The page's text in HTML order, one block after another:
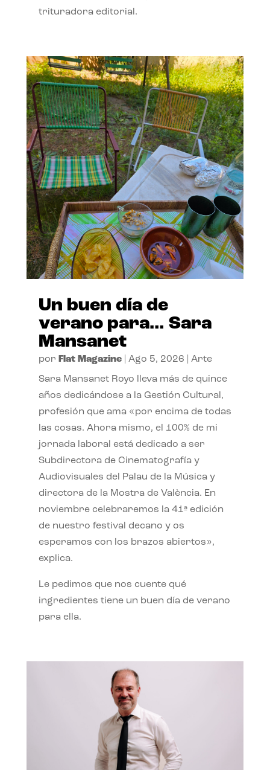
trituradora editorial.
Un buen día de
verano para… Sara
Mansanet
por Flat Magazine| Ago 5, 2026 Arte
Sara Mansanet Royo lleva más de quince
años dedicándose a la Gestión Cultural,
profesión que ama «por encima de todas
las cosas. Ahora mismo, el 100% de mi
jornada laboral está dedicado a ser
Subdirectora de Cinematografía y
Audiovisuales del Palau de la Música y
directora de la Mostra de València. En
noviembre celebraremos la 41ª edición
de nuestro festival decano y os
esperamos con los brazos abiertos»,
explica.
Le pedimos que nos cuente qué
ingredientes tiene un buen día de verano
para ella.